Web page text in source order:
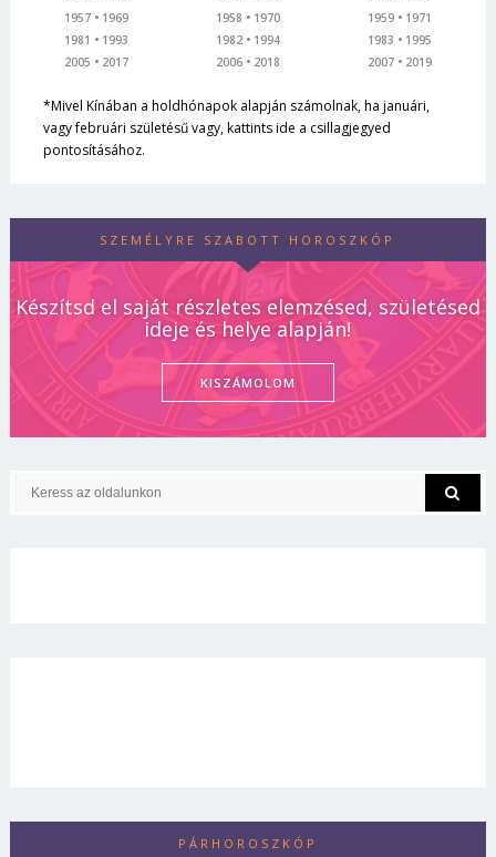
1957
1969
1981
1993
2005
2017
1958
1970
1982
1994
2006
2018
1959
1971
1983
1995
2007
2019
*Mivel Kínában a holdhónapok alapján számolnak, ha januári,
vagy februári születésű vagy, kattints ide a csillagjegyed
pontosításához.
SZEMÉLYRE SZABOTT HOROSZKÓP
Készítsd el saját részletes elemzésed, születésed
ideje és helye alapján!
KISZÁMOLOM
PÁRHOROSZKÓP